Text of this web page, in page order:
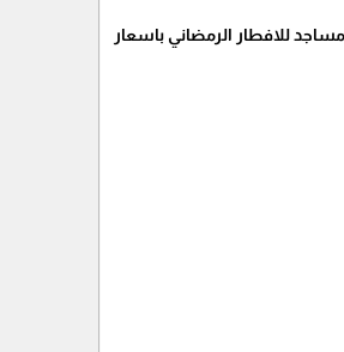
للافطار الرمضاني باسعار